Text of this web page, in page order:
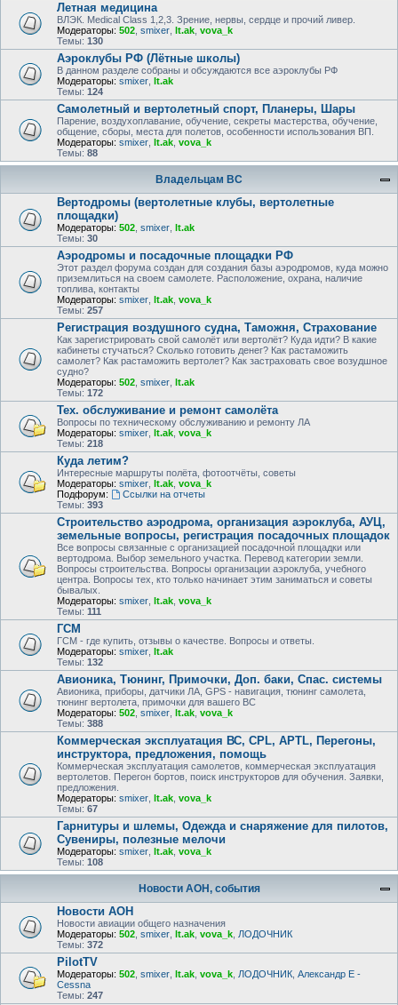
Летная медицина
ВЛЭК. Medical Class 1,2,3. Зрение, нервы, сердце и прочий ливер.
Модераторы: 502 smixer lt.ak vova_k
Темы: 130
Аэроклубы РФ (Лётные школы)
В данном разделе собраны и обсуждаются все аэроклубы РФ
Модераторы: smixer lt.ak
Темы: 124
Самолетный и вертолетный спорт, Планеры, Шары
Парение, воздухоплавание, обучение, секреты мастерства, обучение,
общение, сборы, места для полетов, особенности использования ВП.
Модераторы: smixer lt.ak vova_k
Темы: 88
Владельцам ВС
Вертодромы (вертолетные клубы, вертолетные
площадки)
Модераторы: 502 smixer lt.ak
Темы: 30
Аэродромы и посадочные площадки РФ
Этот раздел форума создан для создания базы аэродромов, куда можно
приземлиться на своем самолете. Расположение, охрана, наличие
топлива, контакты
Модераторы: smixer lt.ak vova_k
Темы: 257
Регистрация воздушного судна, Таможня, Страхование
Как зарегистрировать свой самолёт или вертолёт? Куда идти? В какие
кабинеты стучаться? Сколько готовить денег? Как растаможить
самолет? Как растаможить вертолет? Как застраховать свое возудшное
судно?
Модераторы: 502 smixer lt.ak
Темы: 172
Тех. обслуживание и ремонт самолёта
Вопросы по техническому обслуживанию и ремонту ЛА
Модераторы: smixer lt.ak vova_k
Темы: 218
Куда летим?
Интересные маршруты полёта, фотоотчёты, советы
Модераторы: smixer lt.ak vova_k
Подфорум:
Ссылки на отчеты
Темы: 393
Строительство аэродрома, организация аэроклуба, АУЦ,
земельные вопросы, регистрация посадочных площадок
Все вопросы связанные с организацией посадочной площадки или
вертодрома. Выбор земельного участка. Перевод категории земли.
Вопросы строительства. Вопросы организации аэроклуба, учебного
центра. Вопросы тех, кто только начинает этим заниматься и советы
бывалых.
Модераторы: smixer lt.ak vova_k
Темы: 111
ГСМ
ГСМ - где купить, отзывы о качестве. Вопросы и ответы.
Модераторы: smixer lt.ak
Темы: 132
Авионика, Тюнинг, Примочки, Доп. баки, Спас. системы
Авионика, приборы, датчики ЛА, GPS - навигация, тюнинг самолета,
тюнинг вертолета, примочки для вашего ВС
Модераторы: 502 smixer lt.ak vova_k
Темы: 388
Коммерческая эксплуатация ВС, CPL, APTL, Перегоны,
инструктора, предложения, помощь
Коммерческая эксплуатация самолетов, коммерческая эксплуатация
вертолетов. Перегон бортов, поиск инструкторов для обучения. Заявки,
предложения.
Модераторы: smixer lt.ak vova_k
Темы: 67
Гарнитуры и шлемы, Одежда и снаряжение для пилотов,
Сувениры, полезные мелочи
Модераторы: smixer lt.ak vova_k
Темы: 108
Новости АОН, события
Новости АОН
Новости авиации общего назначения
Модераторы: 502 smixer lt.ak vova_k ЛОДОЧНИК
Темы: 372
PilotTV
Модераторы: 502 smixer lt.ak vova_k ЛОДОЧНИК Александр E -
Cessna
Темы: 247